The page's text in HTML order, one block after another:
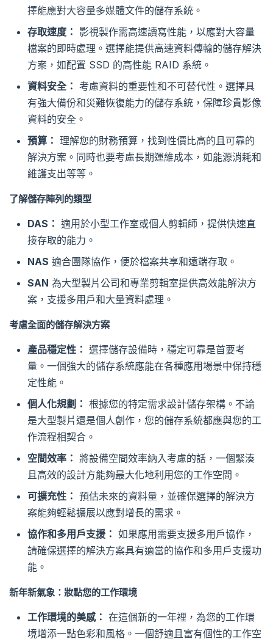
擇能應對大容量多媒體文件的儲存系統。
存取速度： 影視製作需高速讀寫性能，以應對大容量
檔案的即時處理。選擇能提供高速資料傳輸的儲存解決
方案，如配置 SSD 的高性能 RAID 系統。
資料安全： 考慮資料的重要性和不可替代性。選擇具
有強大備份和災難恢復能力的儲存系統，保障珍貴影像
資料的安全。
預算： 理解您的財務預算，找到性價比高的且可靠的
解決方案。同時也要考慮長期運維成本，如能源消耗和
維護支出等等。
了解儲存陣列的類型
DAS： 適用於小型工作室或個人剪輯師，提供快速直
接存取的能力。
NAS 適合團隊協作，便於檔案共享和遠端存取。
SAN 為大型製片公司和專業剪輯室提供高效能解決方
案，支援多用戶和大量資料處理。
考慮全面的儲存解決方案
產品穩定性： 選擇儲存設備時，穩定可靠是首要考
量。一個強大的儲存系統應能在各種應用場景中保持穩
定性能。
個人化規劃： 根據您的特定需求設計儲存架構。不論
是大型製片還是個人創作，您的儲存系統都應與您的工
作流程相契合。
空間效率： 將設備空間效率納入考慮的話，一個緊湊
且高效的設計方能夠最大化地利用您的工作空間。
可擴充性： 預估未來的資料量，並確保選擇的解決方
案能夠輕鬆擴展以應對增長的需求。
協作和多用戶支援： 如果應用需要支援多用戶協作，
請確保選擇的解決方案具有適當的協作和多用戶支援功
能。
新年新氣象：妝點您的工作環境
工作環境的美感： 在這個新的一年裡，為您的工作環
境增添一點色彩和風格。一個舒適且富有個性的工作空